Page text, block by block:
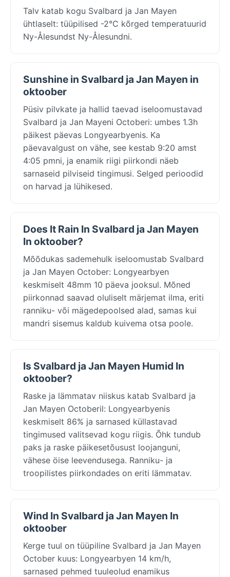
Talv katab kogu Svalbard ja Jan Mayen
ühtlaselt: tüüpilised -2°C kõrged temperatuurid
Ny-Ålesundst Ny-Ålesundni.
Sunshine in Svalbard ja Jan Mayen in
oktoober
Püsiv pilvkate ja hallid taevad iseloomustavad
Svalbard ja Jan Mayeni Octoberi: umbes 1.3h
päikest päevas Longyearbyenis. Ka
päevavalgust on vähe, see kestab 9:20 amst
4:05 pmni, ja enamik riigi piirkondi näeb
sarnaseid pilviseid tingimusi. Selged perioodid
on harvad ja lühikesed.
Does It Rain In Svalbard ja Jan Mayen
In oktoober?
Mõõdukas sademehulk iseloomustab Svalbard
ja Jan Mayen October: Longyearbyen
keskmiselt 48mm 10 päeva jooksul. Mõned
piirkonnad saavad oluliselt märjemat ilma, eriti
ranniku- või mägedepoolsed alad, samas kui
mandri sisemus kaldub kuivema otsa poole.
Is Svalbard ja Jan Mayen Humid In
oktoober?
Raske ja lämmatav niiskus katab Svalbard ja
Jan Mayen Octoberil: Longyearbyenis
keskmiselt 86% ja sarnased küllastavad
tingimused valitsevad kogu riigis. Õhk tundub
paks ja raske päikesetõusust loojanguni,
vähese öise leevendusega. Ranniku- ja
troopilistes piirkondades on eriti lämmatav.
Wind In Svalbard ja Jan Mayen In
oktoober
Kerge tuul on tüüpiline Svalbard ja Jan Mayen
October kuus: Longyearbyen 14 km/h,
sarnased pehmed tuuleolud enamikus